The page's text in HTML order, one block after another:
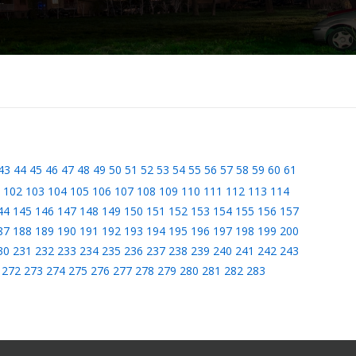
44 45 46 47 48 49 50 51 52 53 54 55 56 57 58 59 60 61
102 103 104 105 106 107 108 109 110 111 112 113 114
145 146 147 148 149 150 151 152 153 154 155 156 157
188 189 190 191 192 193 194 195 196 197 198 199 200
231 232 233 234 235 236 237 238 239 240 241 242 243
272 273 274 275 276 277 278 279 280 281 282 283